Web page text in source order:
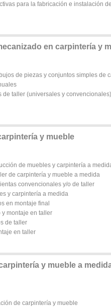
para la fabricación e instalación
en carpintería y
de piezas y conjuntos simples de
taller (universales y convencionales)
y mueble
de muebles y carpintería a
de carpintería y mueble a medida
convencionales y/o de taller
y carpintería a medida
en montaje final
montaje en taller
de taller
en taller
y mueble a
de carpintería y mueble